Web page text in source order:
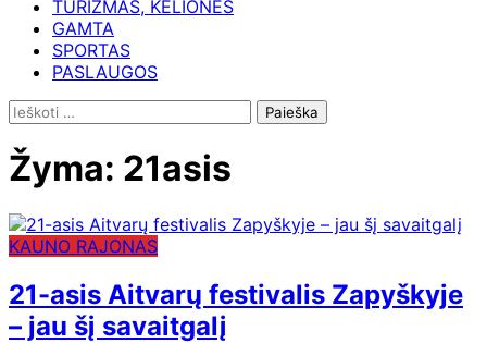
TURIZMAS, KELIONĖS
GAMTA
SPORTAS
PASLAUGOS
Ieškoti:
Žyma: 21asis
KAUNO RAJONAS
21-asis Aitvarų festivalis Zapyškyje
– jau šį savaitgalį